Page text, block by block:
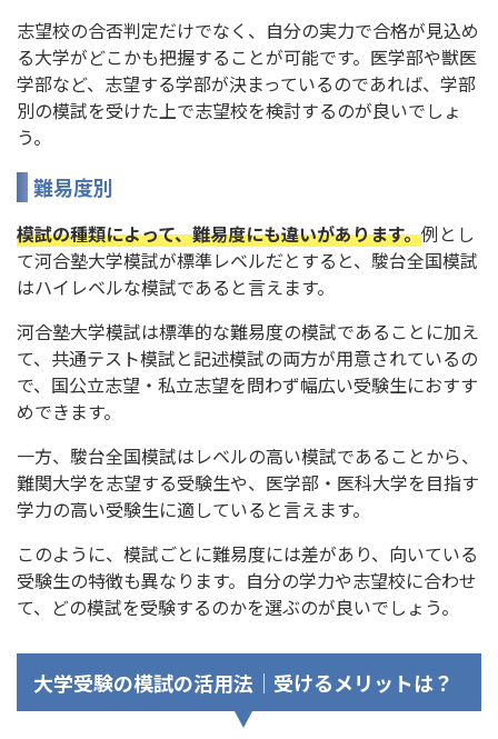
志望校の合否判定だけでなく、自分の実力で合格が見込め
る大学がどこかも把握することが可能です。医学部や獣医
学部など、志望する学部が決まっているのであれば、学部
別の模試を受けた上で志望校を検討するのが良いでしょ
う。
難易度別
模試の種類によって、難易度にも違いがあります。例とし
て河合塾大学模試が標準レベルだとすると、駿台全国模試
はハイレベルな模試であると言えます。
河合塾大学模試は標準的な難易度の模試であることに加え
て、共通テスト模試と記述模試の両方が用意されているの
で、国公立志望・私立志望を問わず幅広い受験生におすす
めできます。
一方、駿台全国模試はレベルの高い模試であることから、
難関大学を志望する受験生や、医学部・医科大学を目指す
学力の高い受験生に適していると言えます。
このように、模試ごとに難易度には差があり、向いている
受験生の特徴も異なります。自分の学力や志望校に合わせ
て、どの模試を受験するのかを選ぶのが良いでしょう。
大学受験の模試の活用法｜受けるメリットは？